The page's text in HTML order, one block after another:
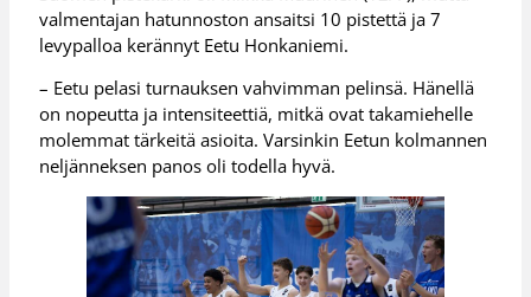
valmentajan hatunnoston ansaitsi 10 pistettä ja 7
levypalloa kerännyt Eetu Honkaniemi.
– Eetu pelasi turnauksen vahvimman pelinsä. Hänellä
on nopeutta ja intensiteettiä, mitkä ovat takamiehelle
molemmat tärkeitä asioita. Varsinkin Eetun kolmannen
neljänneksen panos oli todella hyvä.